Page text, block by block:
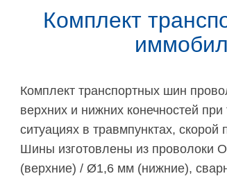
Комплект
Комплект транспортных шин
верхних и нижних конечностей
ситуациях в травмпунктах,
Шины изготовлены из проволоки
(верхние) / Ø1,6 мм (нижние),